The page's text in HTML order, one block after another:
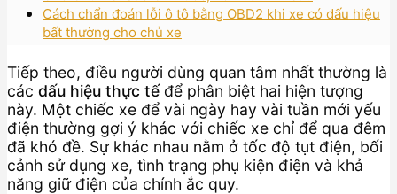
Cách chẩn đoán lỗi ô tô bằng OBD2 khi xe có dấu hiệu
bất thường cho chủ xe
Tiếp theo, điều người dùng quan tâm nhất thường là
các dấu hiệu thực tếđể phân biệt hai hiện tượng
này. Một chiếc xe để vài ngày hay vài tuần mới yếu
điện thường gợi ý khác với chiếc xe chỉ để qua đêm
đã khó đề. Sự khác nhau nằm ở tốc độ tụt điện, bối
cảnh sử dụng xe, tình trạng phụ kiện điện và khả
năng giữ điện của chính ắc quy.